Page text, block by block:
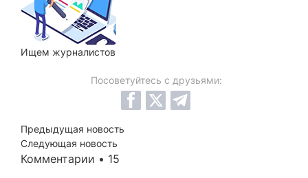
Ищем журналистов
Посоветуйтесь с друзьями:
Предыдущая новость
Следующая новость
Комментарии • 15